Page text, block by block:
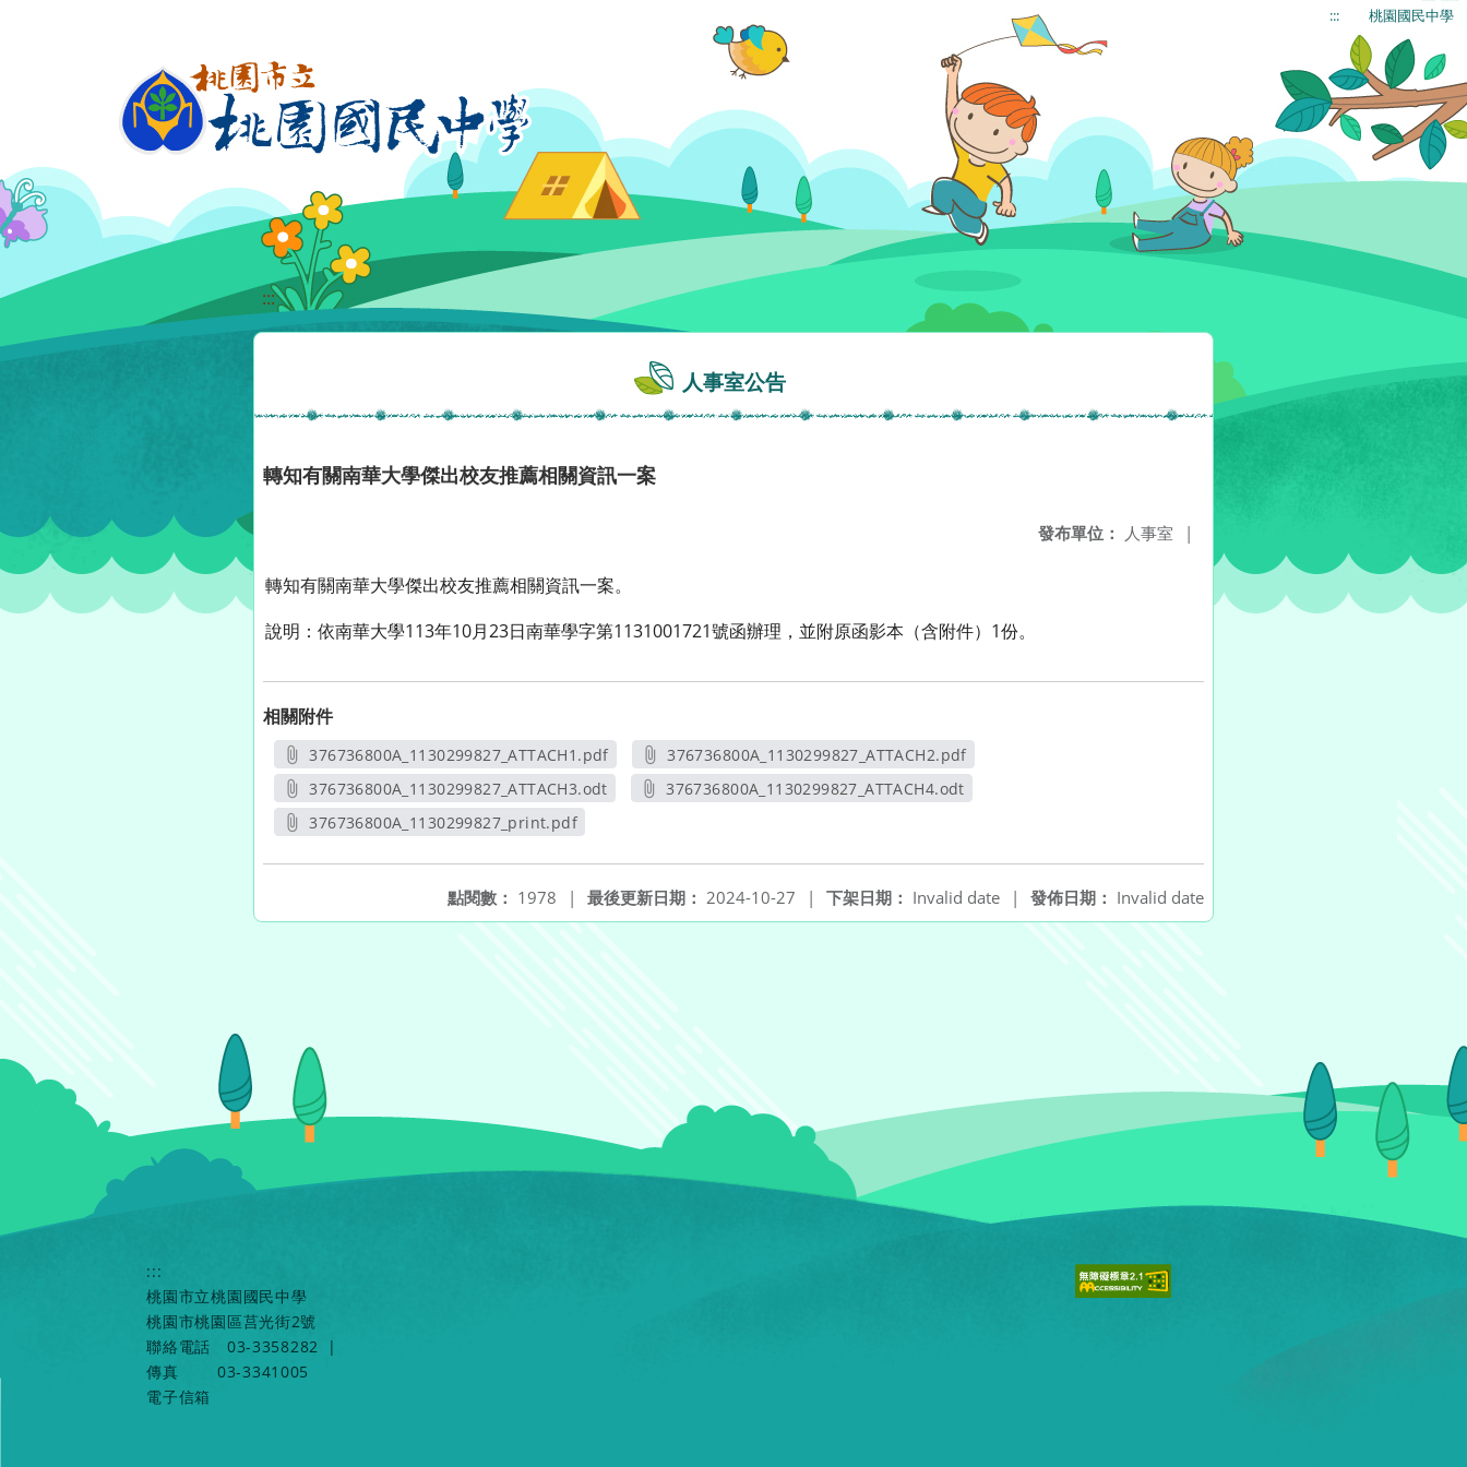
::: 桃園國民中學
:::
人事室公告
轉知有關南華大學傑出校友推薦相關資訊一案
發布單位： 人事室 |
轉知有關南華大學傑出校友推薦相關資訊一案。
說明：依南華大學113年10月23日南華學字第1131001721號函辦理，並附原函影本（含附件）1份。
相關附件
376736800A_1130299827_ATTACH1.pdf
另開新視窗
376736800A_1130299827_ATTACH2.pdf
另開新視窗
376736800A_1130299827_ATTACH3.odt
另開新視窗
376736800A_1130299827_ATTACH4.odt
376736800A_1130299827_print.pdf
發佈日期： Invalid date
下架日期： Invalid date |
最後更新日期： 2024-10-27 |
點閱數： 1978 |
:::
桃園市立桃園國民中學
桃園市桃園區莒光街2號
聯絡電話
03-3358282
|
傳真
03-3341005
電子信箱